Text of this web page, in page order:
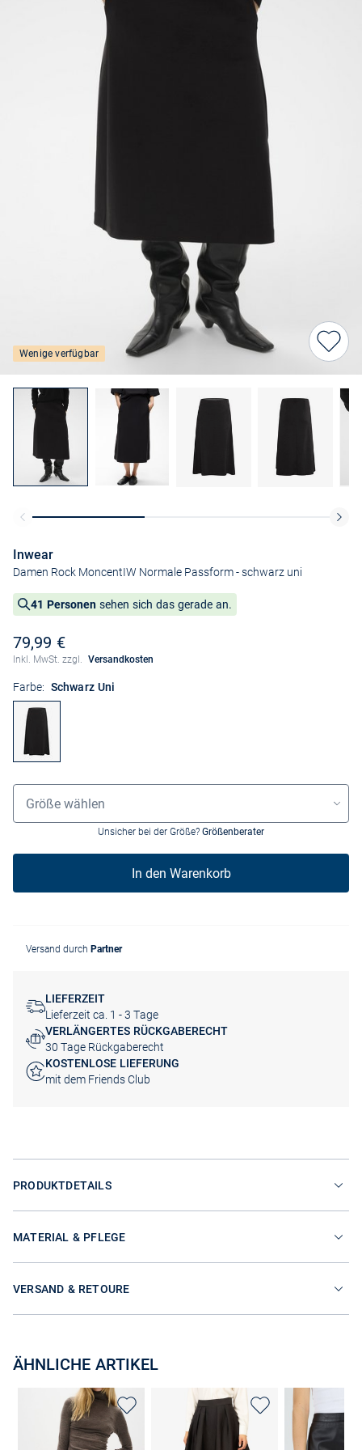
Wenige verfügbar
Inwear
Damen Rock MoncentIW Normale Passform- schwarz uni
41 Personen sehen sich das gerade an.
79,99 €
Inkl. MwSt. zzgl. Versandkosten
Farbe: Schwarz Uni
Größenauswahl
Größe wählen
Unsicher bei der Größe? Größenberater
In den Warenkorb
Versand durch Partner
LIEFERZEIT
Lieferzeit ca. 1 - 3 Tage
VERLÄNGERTES RÜCKGABERECHT
30 Tage Rückgaberecht
KOSTENLOSE LIEFERUNG
mit dem Friends Club
PRODUKTDETAILS
MATERIAL & PFLEGE
VERSAND & RETOURE
ÄHNLICHE ARTIKEL